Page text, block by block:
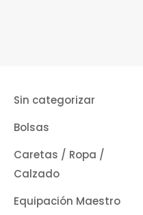
Sin categorizar
Bolsas
Caretas / Ropa /
Calzado
Equipación Maestro